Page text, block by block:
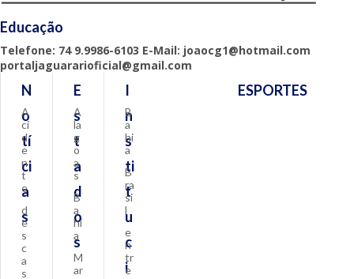
Educação
Telefone: 74 9.9986-6103 E-Mail: joaocg1@hotmail.com
portaljaguararioficial@gmail.com
N
o
tí
ci
a
s
A
ci
d
e
n
t
e
d
e
s
c
a
s
E
s
t
a
d
o
s
A
la
g
o
a
s
B
a
hi
a
M
ar
I
n
s
ti
t
u
c
i
B
a
hi
a
B
ra
si
l
e
n
tr
e
ESPORTES